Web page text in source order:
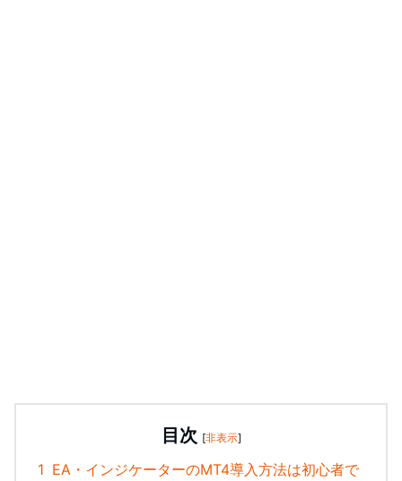
目次 [非表示]
1 EA・インジケーターのMT4導入方法は初心者で